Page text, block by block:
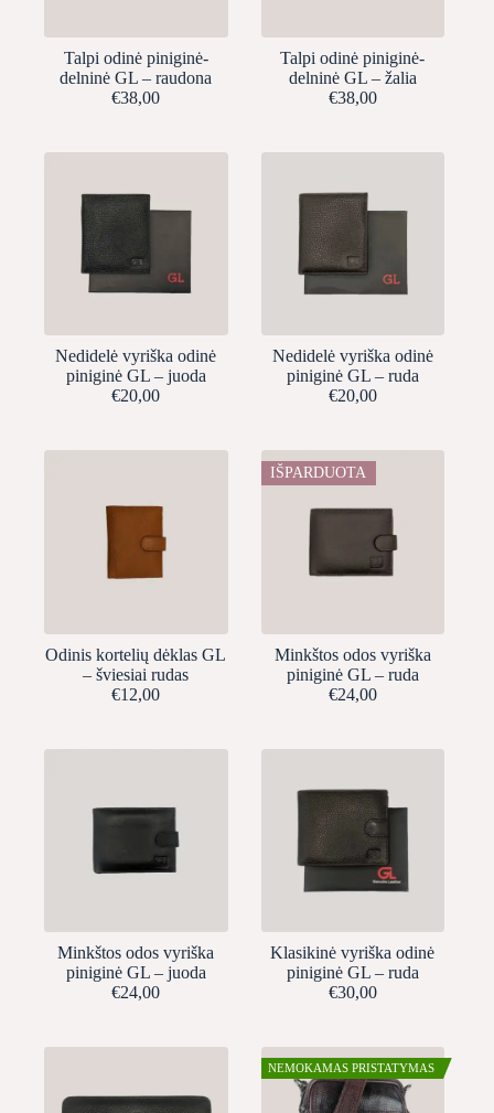
Talpi odinė piniginė-
delninė GL – raudona
€38,00
Talpi odinė piniginė-
delninė GL – žalia
€38,00
Nedidelė vyriška odinė
piniginė GL – juoda
€20,00
Nedidelė vyriška odinė
piniginė GL – ruda
€20,00
Odinis kortelių dėklas GL
– šviesiai rudas
€12,00
IŠPARDUOTA
Minkštos odos vyriška
piniginė GL – ruda
€24,00
Minkštos odos vyriška
piniginė GL – juoda
€24,00
Klasikinė vyriška odinė
piniginė GL – ruda
€30,00
NEMOKAMAS PRISTATYMAS